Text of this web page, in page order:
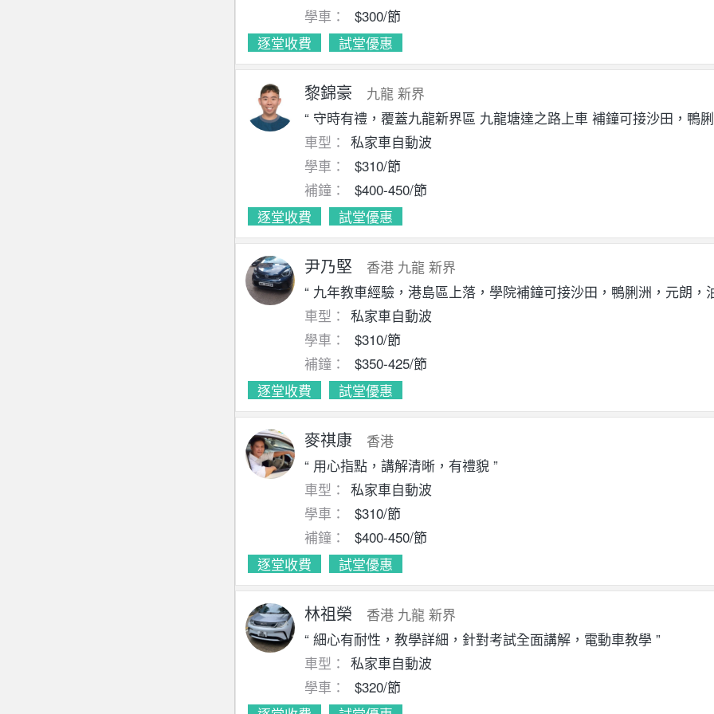
學車：
$300/節
逐堂收費
試堂優惠
黎錦豪 九龍 新界
“ 守時有禮，覆蓋九龍新界區 九龍塘達之路上車 補鐘可接沙田，鴨
車型： 私家車自動波
學車：
$310/節
補鐘：
$400-450/節
逐堂收費
試堂優惠
尹乃堅 香港 九龍 新界
“ 九年教車經驗，港島區上落，學院補鐘可接沙田，鴨脷洲，元朗，
車型： 私家車自動波
學車：
$310/節
補鐘：
$350-425/節
逐堂收費
試堂優惠
麥祺康
香港
“ 用心指點，講解清晰，有禮貌 ”
車型： 私家車自動波
學車：
$310/節
補鐘：
$400-450/節
逐堂收費
試堂優惠
林祖榮 香港 九龍 新界
“ 細心有耐性，教學詳細，針對考試全面講解，電動車教學 ”
車型： 私家車自動波
學車：
$320/節